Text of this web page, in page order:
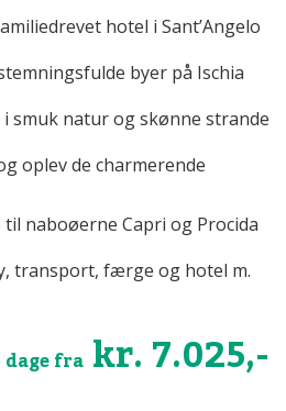
hotel i Sant’Angelo
byer på Ischia
smuk natur og skønne strande
oplev de charmerende
naboøerne Capri og Procida
transport, færge og hotel m.
dage fra kr. 7.025,-